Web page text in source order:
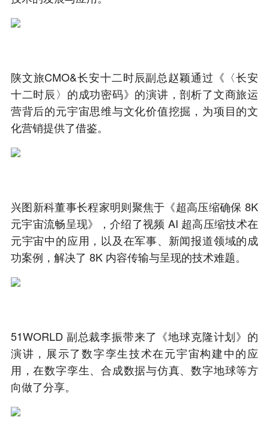
陕文旅CMO&长安十二时辰副总赵颖通过《〈长安
十二时辰〉的成功密码》的演讲，剖析了文商旅运
营背后的元宇宙思维与文化价值挖掘，为项目的文
化营销提供了借鉴。
兴图新科董事长程家明则聚焦于《超高压缩确保 8K
元宇宙流畅呈现》，介绍了视频 AI 超高压缩技术在
元宇宙中的应用，以及在军事、新闻报道领域的成
功案例，解决了 8K 内容传输与呈现的技术难题。
51WORLD 副总裁李振带来了《地球克隆计划》的
演讲，展示了数字孪生技术在元宇宙构建中的应
用，在数字孪生、合成数据与仿真、数字地球等方
向做了分享。